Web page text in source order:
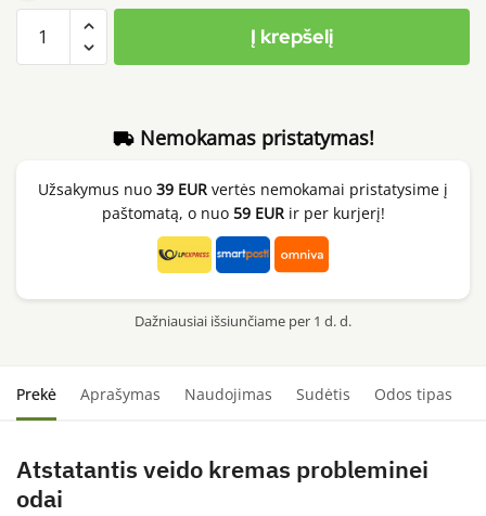
įvertinimų:
kiekis:
PHA
Cream,
Į krepšelį
Nemokamas pristatymas!
Užsakymus nuo 39 EUR vertės nemokamai pristatysime į
paštomatą, o nuo 59 EURir per kurjerį!
Dažniausiai išsiunčiame per 1 d. d.
Prekė Aprašymas Naudojimas Sudėtis Odos tipas
Atstatantis veido kremas probleminei
odai